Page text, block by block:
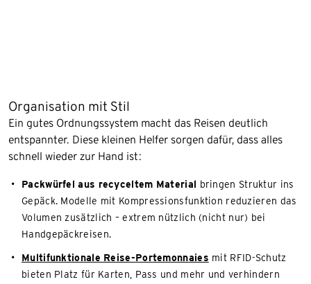
Organisation mit Stil
Ein gutes Ordnungssystem macht das Reisen deutlich
entspannter. Diese kleinen Helfer sorgen dafür, dass alles
schnell wieder zur Hand ist:
Packwürfel aus recyceltem Material bringen Struktur ins
Gepäck. Modelle mit Kompressionsfunktion reduzieren das
Volumen zusätzlich – extrem nützlich (nicht nur) bei
Handgepäckreisen.
Multifunktionale Reise-Portemonnaies mit RFID-Schutz
bieten Platz für Karten, Pass und mehr und verhindern